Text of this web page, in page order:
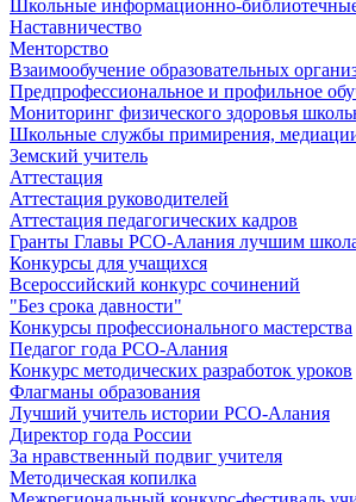
Школьные информационно-
Наставничество
Менторство
Взаимообучение образовательных
Предпрофессиональное и профильное
Мониторинг физического здоровья
Школьные службы примирения,
Земский учитель
Аттестация
Аттестация руководителей
Аттестация педагогических кадров
Гранты Главы РСО-Алания лучшим
Конкурсы для учащихся
Всероссийский конкурс сочинений
"Без срока давности"
Конкурсы профессионального мастерства
Педагог года РСО-Алания
Конкурс методических разработок уроков
Флагманы образования
Лучший учитель истории РСО-Алания
Директор года России
За нравственный подвиг учителя
Методическая копилка